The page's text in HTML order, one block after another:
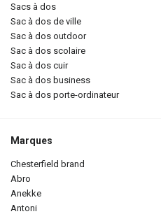
sacs à dos
sac à dos de ville
sac à dos outdoor
sac à dos scolaire
sac à dos cuir
sac à dos business
sac à dos porte-ordinateur
Marques
chesterfield brand
abro
anekke
antoni